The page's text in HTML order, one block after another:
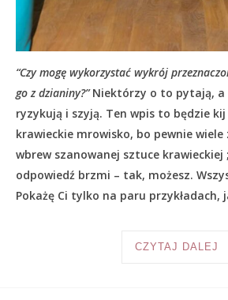
“Czy mogę wykorzystać wykrój
go z dzianiny?”Niektórzy o to pytają,
ryzykują i szyją. Ten wpis to będzie
krawieckie mrowisko, bo pewnie
wbrew szanowanej sztuce krawieckiej
odpowiedź brzmi – tak, możesz.
Pokażę Ci tylko na paru przykładach,
CZYTAJ DALEJ